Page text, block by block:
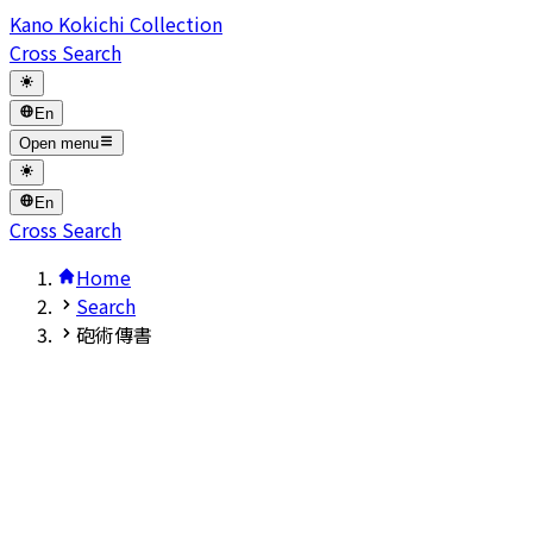
Kano Kokichi Collection
Cross Search
En
Open menu
En
Cross Search
Home
Search
砲術傳書